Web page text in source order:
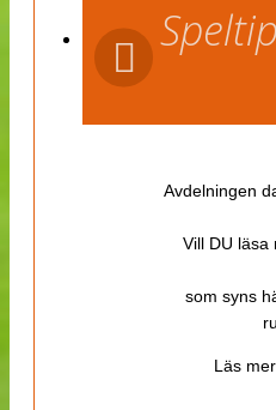
Avdelningen
Vill DU läsa
som syns
Läs